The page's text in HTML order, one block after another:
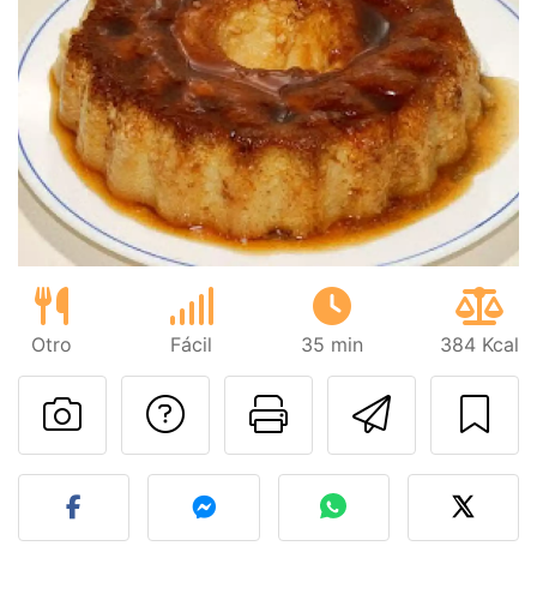
Otro Fácil 35 min 384 Kcal
Imprimir
Preguntar al autor
Publicar la foto de esta